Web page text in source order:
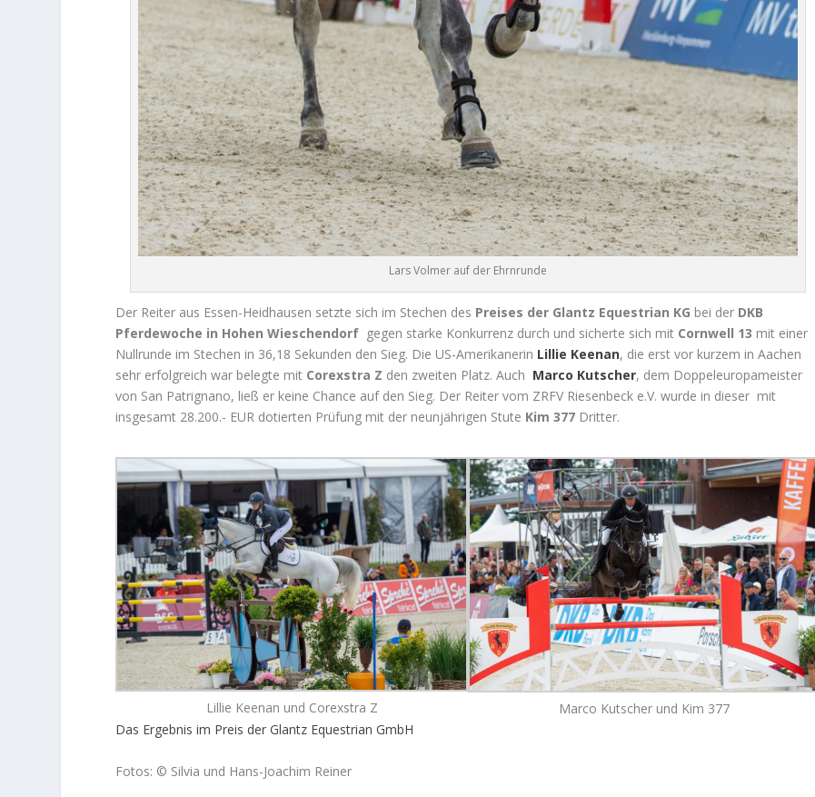
Lars Volmer auf der Ehrnrunde
Der Reiter aus Essen-Heidhausen setzte sich im Stechen des Preises der Glantz Equestrian KG bei der DKB
Pferdewoche in Hohen Wieschendorf gegen starke Konkurrenz durch und sicherte sich mit Cornwell 13 mit einer
Nullrunde im Stechen in 36,18 Sekunden den Sieg. Die US-Amerikanerin Lillie Keenan, die erst vor kurzem in Aachen
sehr erfolgreich war belegte mit Corexstra Z den zweiten Platz. Auch Marco Kutscher, dem Doppeleuropameister
von San Patrignano, ließ er keine Chance auf den Sieg. Der Reiter vom ZRFV Riesenbeck e.V. wurde in dieser mit
insgesamt 28.200.- EUR dotierten Prüfung mit der neunjährigen Stute Kim 377 Dritter.
Lillie Keenan und Corexstra Z
Marco Kutscher und Kim 377
Das Ergebnis im Preis der Glantz Equestrian GmbH
Fotos: © Silvia und Hans-Joachim Reiner